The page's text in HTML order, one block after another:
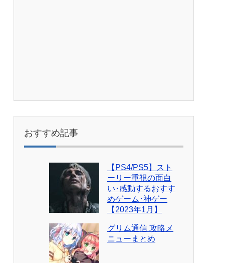
おすすめ記事
【PS4/PS5】スト
ーリー重視の面白
い･感動するおすす
めゲーム･神ゲー
【2023年1月】
グリム通信 攻略メ
ニューまとめ